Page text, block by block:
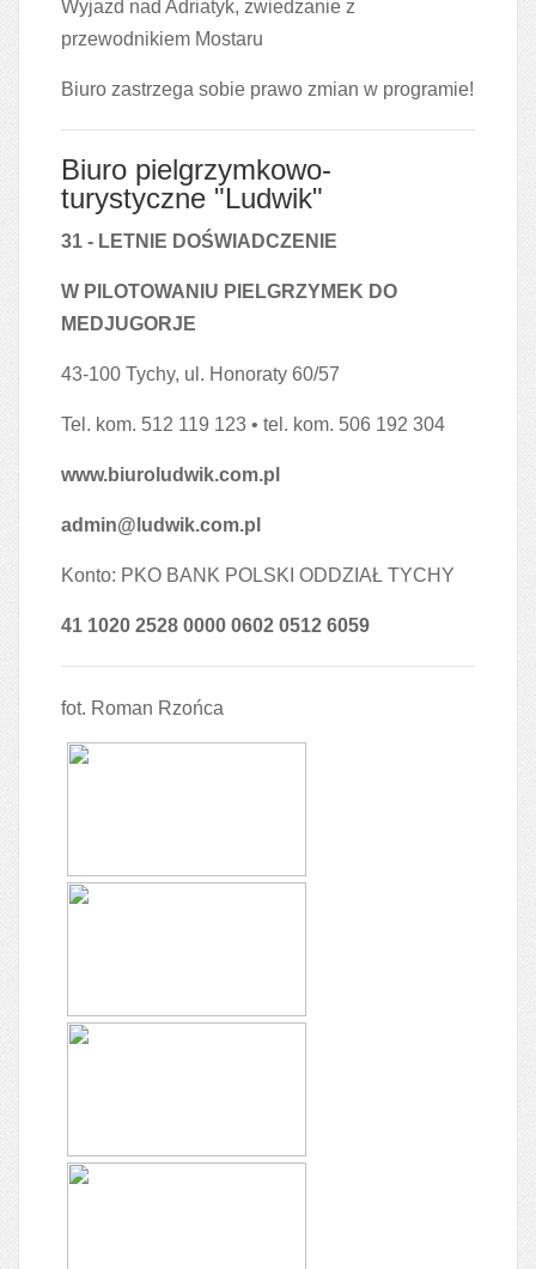
Wyjazd nad Adriatyk, zwiedzanie z
przewodnikiem Mostaru
Biuro zastrzega sobie prawo zmian w programie!
Biuro pielgrzymkowo-
turystyczne "Ludwik"
31 - LETNIE DOŚWIADCZENIE
W PILOTOWANIU PIELGRZYMEK DO
MEDJUGORJE
43-100 Tychy, ul. Honoraty 60/57
Tel. kom. 512 119 123 • tel. kom. 506 192 304
www.biuroludwik.com.pl
admin@ludwik.com.pl
Konto: PKO BANK POLSKI ODDZIAŁ TYCHY
41 1020 2528 0000 0602 0512 6059
fot. Roman Rzońca